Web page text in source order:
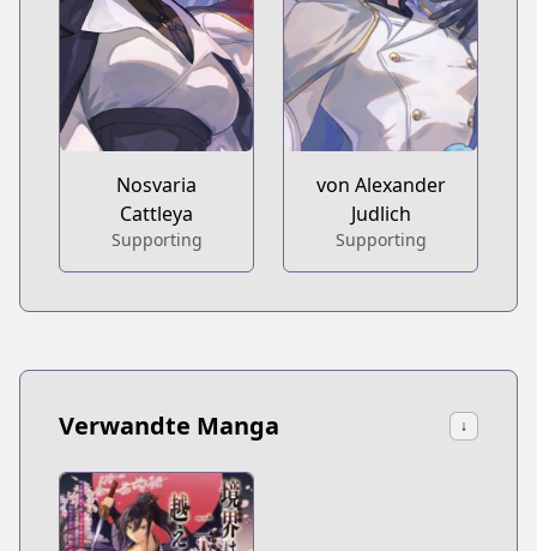
Nosvaria
Cattleya
Supporting
von Alexander
Judlich
Supporting
Verwandte Manga ↓